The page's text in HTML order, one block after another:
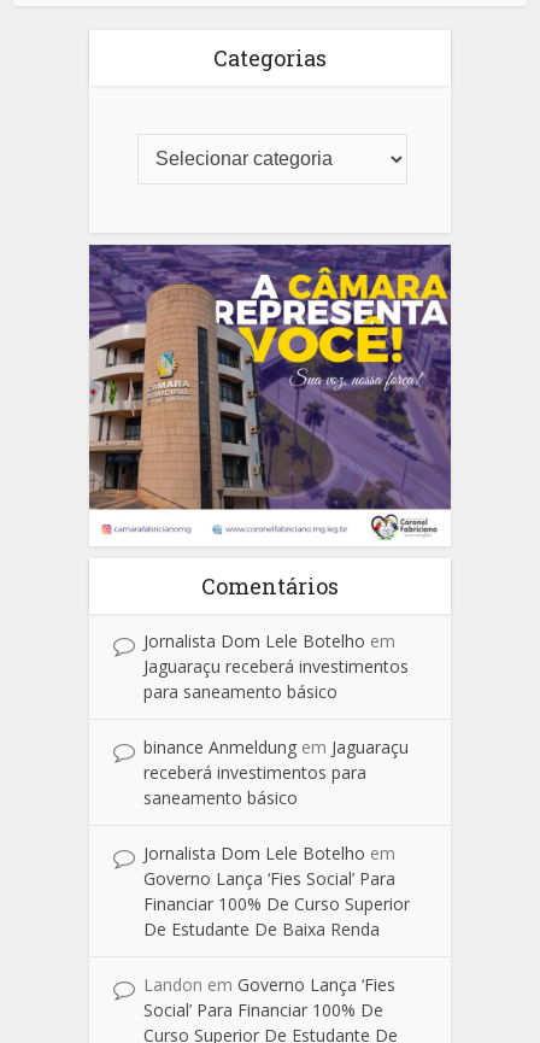
Categorias
Comentários
Jornalista Dom Lele Botelho em
Jaguaraçu receberá investimentos
para saneamento básico
binance Anmeldung em Jaguaraçu
receberá investimentos para
saneamento básico
Jornalista Dom Lele Botelho em
Governo Lança ‘Fies Social’ Para
Financiar 100% De Curso Superior
De Estudante De Baixa Renda
Landon em Governo Lança ‘Fies
Social’ Para Financiar 100% De
Curso Superior De Estudante De